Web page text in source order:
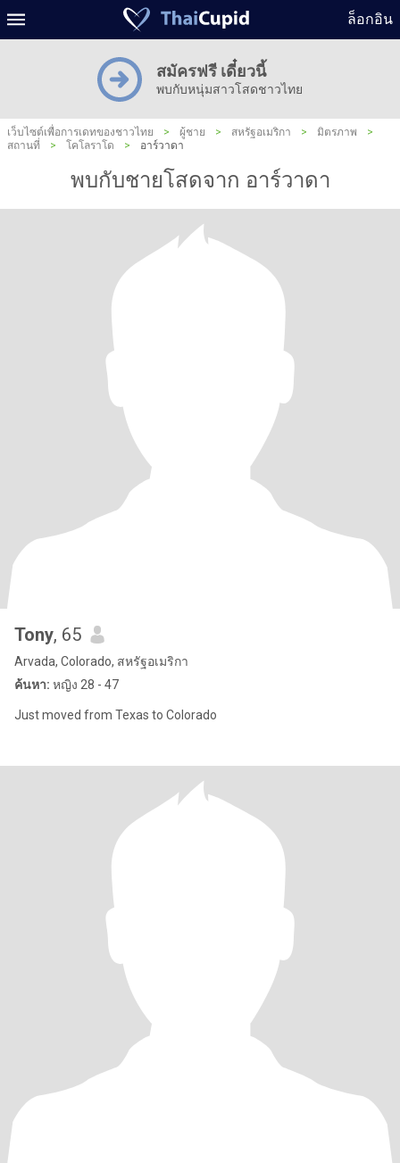
ล็อกอิน
สมัครฟรี เดี๋ยวนี้
พบกับหนุ่มสาวโสดชาวไทย
เว็บไซต์เพื่อการเดทของชาวไทย > ผู้ชาย > สหรัฐอเมริกา > มิตรภาพ
>
สถานที่
> โคโลราโด > อาร์วาดา
พบกับชายโสดจาก อาร์วาดา
Tony, 65
Arvada, Colorado, สหรัฐอเมริกา
ค้นหา: หญิง 28 - 47
Just moved from Texas to Colorado